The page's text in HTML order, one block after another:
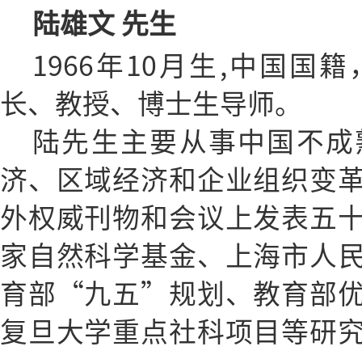
陆雄文 先生
1966年10月生,中国国
长、教授、博士生导师。
陆先生主要从事中国不
济、区域经济和企业组织变
外权威刊物和会议上发表五
家自然科学基金、上海市人
育部“九五”规划、教育部
复旦大学重点社科项目等研